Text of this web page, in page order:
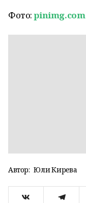
Фото:pinimg.com
Автор: Юлиә Кирәева